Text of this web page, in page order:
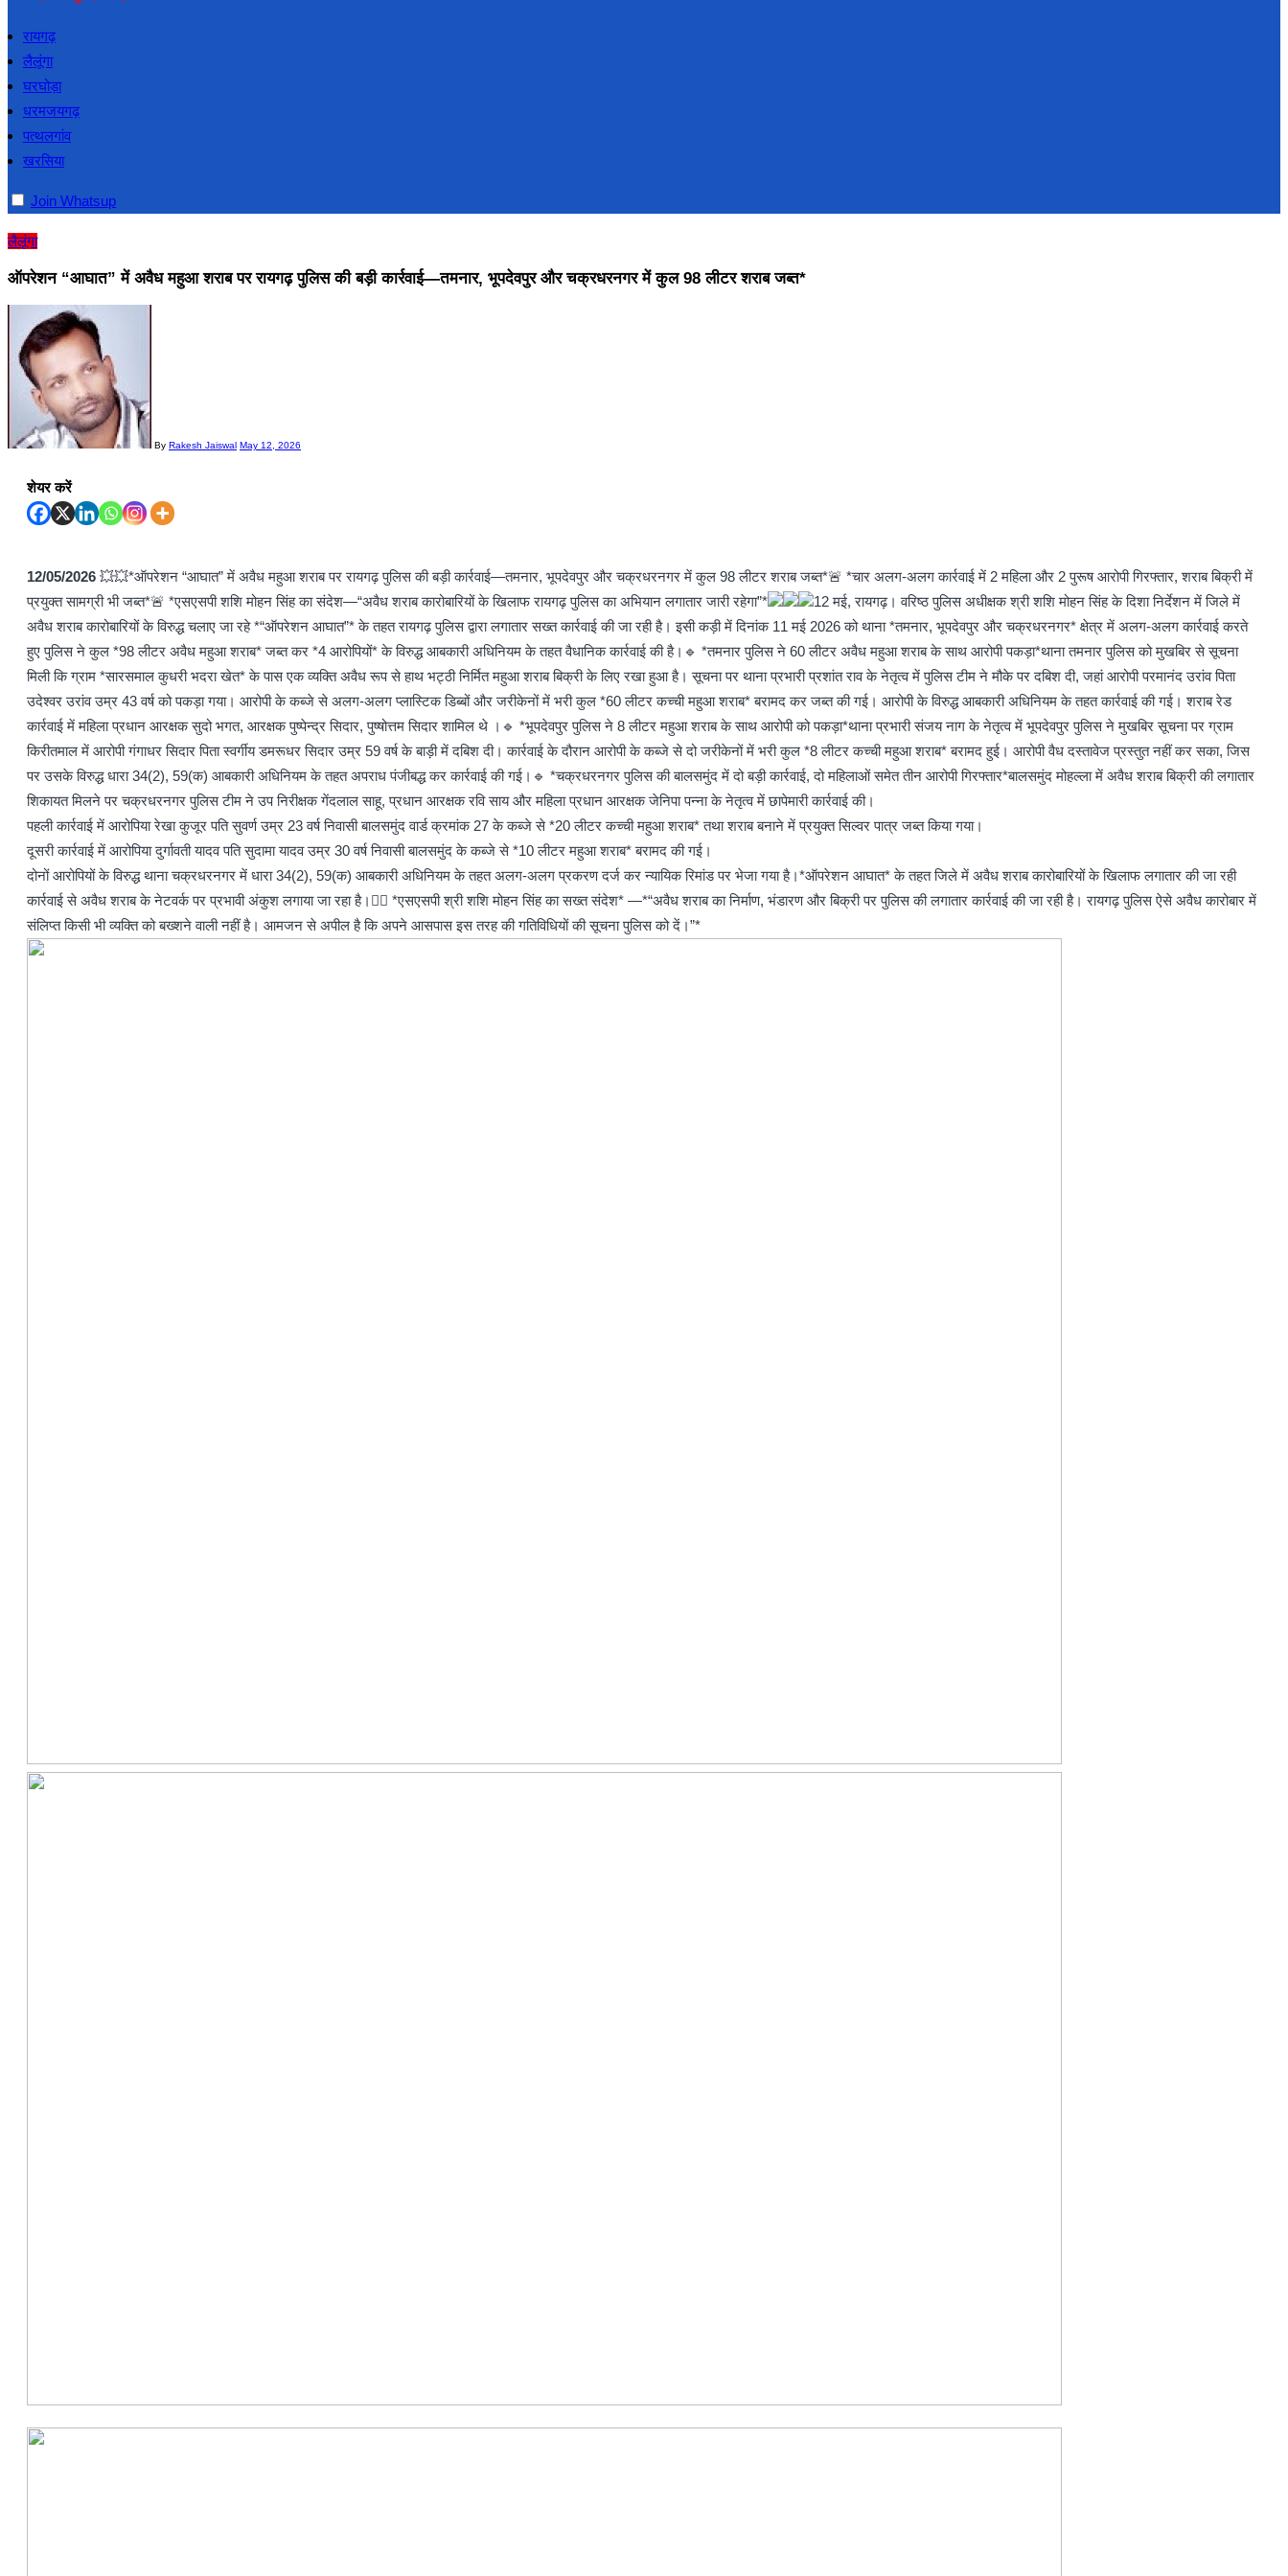
रायगढ़
लैलूंगा
घरघोड़ा
धरमजयगढ़
पत्थलगांव
खरसिया
Join Whatsup
लैलूंगा
ऑपरेशन “आघात” में अवैध महुआ शराब पर रायगढ़ पुलिस की बड़ी कार्रवाई—तमनार, भूपदेवपुर और चक्रधरनगर में कुल 98 लीटर शराब जब्त*
By Rakesh Jaiswal May 12, 2026
शेयर करें
12/05/2026 💥💥*ऑपरेशन “आघात” में अवैध महुआ शराब पर रायगढ़ पुलिस की बड़ी कार्रवाई—तमनार, भूपदेवपुर और चक्रधरनगर में कुल 98 लीटर शराब जब्त*🚨 *चार अलग-अलग कार्रवाई में 2 महिला और 2 पुरूष आरोपी गिरफ्तार, शराब बिक्री में
प्रयुक्त सामग्री भी जब्त*🚨 *एसएसपी शशि मोहन सिंह का संदेश—“अवैध शराब कारोबारियों के खिलाफ रायगढ़ पुलिस का अभियान लगातार जारी रहेगा”*
12 मई, रायगढ़। वरिष्ठ पुलिस अधीक्षक श्री शशि मोहन सिंह के दिशा निर्देशन में जिले में
अवैध शराब कारोबारियों के विरुद्ध चलाए जा रहे *“ऑपरेशन आघात”* के तहत रायगढ़ पुलिस द्वारा लगातार सख्त कार्रवाई की जा रही है। इसी कड़ी में दिनांक 11 मई 2026 को थाना *तमनार, भूपदेवपुर और चक्रधरनगर* क्षेत्र में अलग-अलग कार्रवाई करते
हुए पुलिस ने कुल *98 लीटर अवैध महुआ शराब* जब्त कर *4 आरोपियों* के विरुद्ध आबकारी अधिनियम के तहत वैधानिक कार्रवाई की है।🔹 *तमनार पुलिस ने 60 लीटर अवैध महुआ शराब के साथ आरोपी पकड़ा*थाना तमनार पुलिस को मुखबिर से सूचना
मिली कि ग्राम *सारसमाल कुधरी भदरा खेत* के पास एक व्यक्ति अवैध रूप से हाथ भट्ठी निर्मित महुआ शराब बिक्री के लिए रखा हुआ है। सूचना पर थाना प्रभारी प्रशांत राव के नेतृत्व में पुलिस टीम ने मौके पर दबिश दी, जहां आरोपी परमानंद उरांव पिता
उदेश्वर उरांव उम्र 43 वर्ष को पकड़ा गया। आरोपी के कब्जे से अलग-अलग प्लास्टिक डिब्बों और जरीकेनों में भरी कुल *60 लीटर कच्ची महुआ शराब* बरामद कर जब्त की गई। आरोपी के विरुद्ध आबकारी अधिनियम के तहत कार्रवाई की गई। शराब रेड
कार्रवाई में महिला प्रधान आरक्षक सुदो भगत, आरक्षक पुष्पेन्द्र सिदार, पुष्षोत्तम सिदार शामिल थे ।🔹 *भूपदेवपुर पुलिस ने 8 लीटर महुआ शराब के साथ आरोपी को पकड़ा*थाना प्रभारी संजय नाग के नेतृत्व में भूपदेवपुर पुलिस ने मुखबिर सूचना पर ग्राम
किरीतमाल में आरोपी गंगाधर सिदार पिता स्वर्गीय डमरूधर सिदार उम्र 59 वर्ष के बाड़ी में दबिश दी। कार्रवाई के दौरान आरोपी के कब्जे से दो जरीकेनों में भरी कुल *8 लीटर कच्ची महुआ शराब* बरामद हुई। आरोपी वैध दस्तावेज प्रस्तुत नहीं कर सका, जिस
पर उसके विरुद्ध धारा 34(2), 59(क) आबकारी अधिनियम के तहत अपराध पंजीबद्ध कर कार्रवाई की गई।🔹 *चक्रधरनगर पुलिस की बालसमुंद में दो बड़ी कार्रवाई, दो महिलाओं समेत तीन आरोपी गिरफ्तार*बालसमुंद मोहल्ला में अवैध शराब बिक्री की लगातार
शिकायत मिलने पर चक्रधरनगर पुलिस टीम ने उप निरीक्षक गेंदलाल साहू, प्रधान आरक्षक रवि साय और महिला प्रधान आरक्षक जेनिपा पन्ना के नेतृत्व में छापेमारी कार्रवाई की।
पहली कार्रवाई में आरोपिया रेखा कुजूर पति सुवर्ण उम्र 23 वर्ष निवासी बालसमुंद वार्ड क्रमांक 27 के कब्जे से *20 लीटर कच्ची महुआ शराब* तथा शराब बनाने में प्रयुक्त सिल्वर पात्र जब्त किया गया।
दूसरी कार्रवाई में आरोपिया दुर्गावती यादव पति सुदामा यादव उम्र 30 वर्ष निवासी बालसमुंद के कब्जे से *10 लीटर महुआ शराब* बरामद की गई।
दोनों आरोपियों के विरुद्ध थाना चक्रधरनगर में धारा 34(2), 59(क) आबकारी अधिनियम के तहत अलग-अलग प्रकरण दर्ज कर न्यायिक रिमांड पर भेजा गया है।*ऑपरेशन आघात* के तहत जिले में अवैध शराब कारोबारियों के खिलाफ लगातार की जा रही
कार्रवाई से अवैध शराब के नेटवर्क पर प्रभावी अंकुश लगाया जा रहा है।👉🏻 *एसएसपी श्री शशि मोहन सिंह का सख्त संदेश* —*“अवैध शराब का निर्माण, भंडारण और बिक्री पर पुलिस की लगातार कार्रवाई की जा रही है। रायगढ़ पुलिस ऐसे अवैध कारोबार में
संलिप्त किसी भी व्यक्ति को बख्शने वाली नहीं है। आमजन से अपील है कि अपने आसपास इस तरह की गतिविधियों की सूचना पुलिस को दें।”*